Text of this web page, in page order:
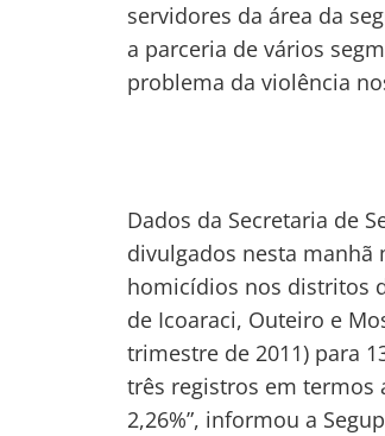
servidores da área da
a parceria de vários
problema da violência
Dados da Secretaria de
divulgados nesta manhã
homicídios nos distritos
de Icoaraci, Outeiro e
trimestre de 2011) para
três registros em termos
2,26%”, informou a